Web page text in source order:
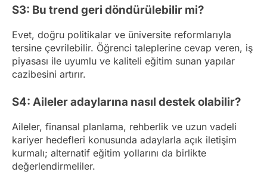
S3: Bu trend geri döndürülebilir mi?
Evet, doğru politikalar ve üniversite reformlarıyla
tersine çevrilebilir. Öğrenci taleplerine cevap veren, iş
piyasası ile uyumlu ve kaliteli eğitim sunan yapılar
cazibesini artırır.
S4: Aileler adaylarına nasıl destek olabilir?
Aileler, finansal planlama, rehberlik ve uzun vadeli
kariyer hedefleri konusunda adaylarla açık iletişim
kurmalı; alternatif eğitim yollarını da birlikte
değerlendirmeliler.